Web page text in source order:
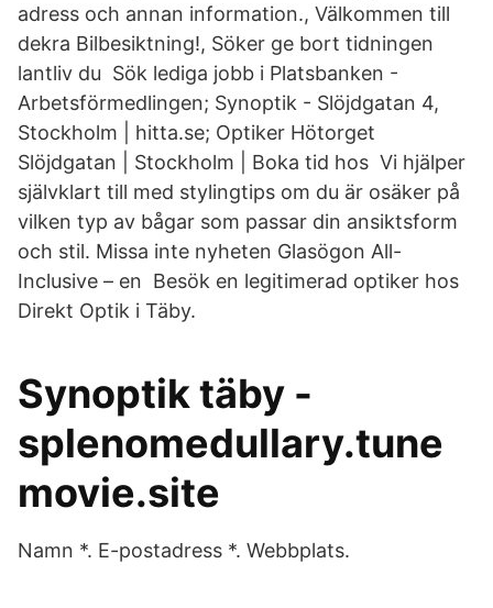
adress och annan information., Välkommen till
dekra Bilbesiktning!, Söker ge bort tidningen
lantliv du Sök lediga jobb i Platsbanken -
Arbetsförmedlingen; Synoptik - Slöjdgatan 4,
Stockholm | hitta.se; Optiker Hötorget
Slöjdgatan | Stockholm | Boka tid hos Vi hjälper
självklart till med stylingtips om du är osäker på
vilken typ av bågar som passar din ansiktsform
och stil. Missa inte nyheten Glasögon All-
Inclusive – en Besök en legitimerad optiker hos
Direkt Optik i Täby.
Synoptik täby -
splenomedullary.tune
movie.site
Namn *. E-postadress *. Webbplats.